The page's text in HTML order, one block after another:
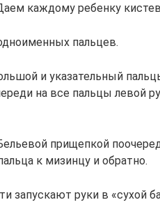
каждому ребенку
пальцев.
и указательный
на все пальцы левой
прищепкой
к мизинцу и обратно.
запускают руки в «сухой